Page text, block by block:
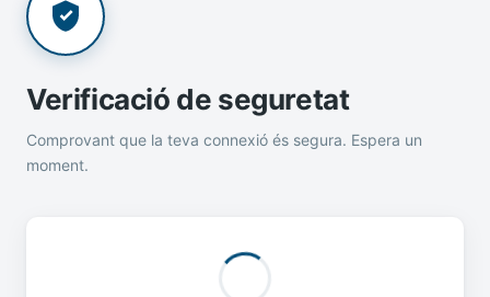
Verificació de seguretat
Comprovant que la teva connexió és segura. Espera un
moment.